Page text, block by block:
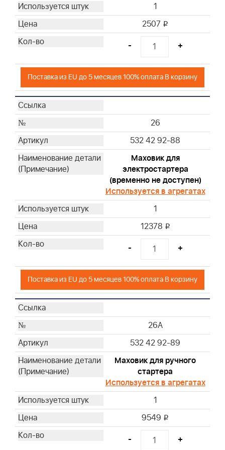
1
2507 i
- +
Поставка из EU до 5 месяцев 100% оплата В корзину
26
532 42 92-88
Маховик для
электростартера
(временно не доступен)
Используется в агрегатах
1
12378 i
- +
Поставка из EU до 5 месяцев 100% оплата В корзину
26A
532 42 92-89
Маховик для ручного
стартера
Используется в агрегатах
1
9549 i
- +